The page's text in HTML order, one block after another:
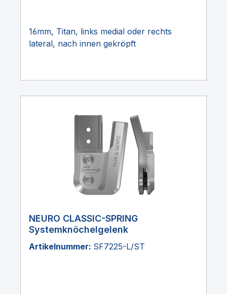
16mm, Titan, links medial oder rechts
lateral, nach innen gekröpft
NEURO CLASSIC-SPRING
Systemknöchelgelenk
Artikelnummer: SF7225-L/ST